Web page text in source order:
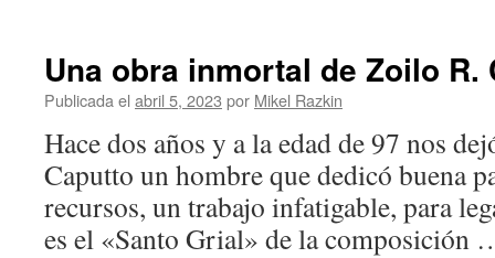
Una obra inmortal de Zoilo R.
Publicada el abril 5, 2023 por Mikel Razkin
Hace dos años y a la edad de 97 nos
Caputto un hombre que dedicó buena
recursos, un trabajo infatigable, para
es el «Santo Grial» de la